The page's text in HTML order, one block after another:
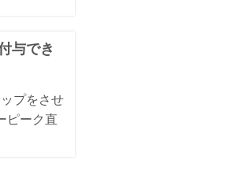
与でき
プをさせ
ピーク直